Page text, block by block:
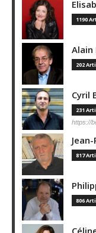
1190
Alain
202
Cyril
231
https://
817
806